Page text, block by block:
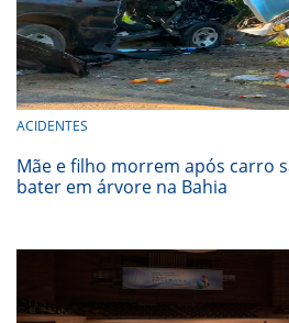
ACIDENTES
Mãe e filho morrem após carro
bater em árvore na Bahia